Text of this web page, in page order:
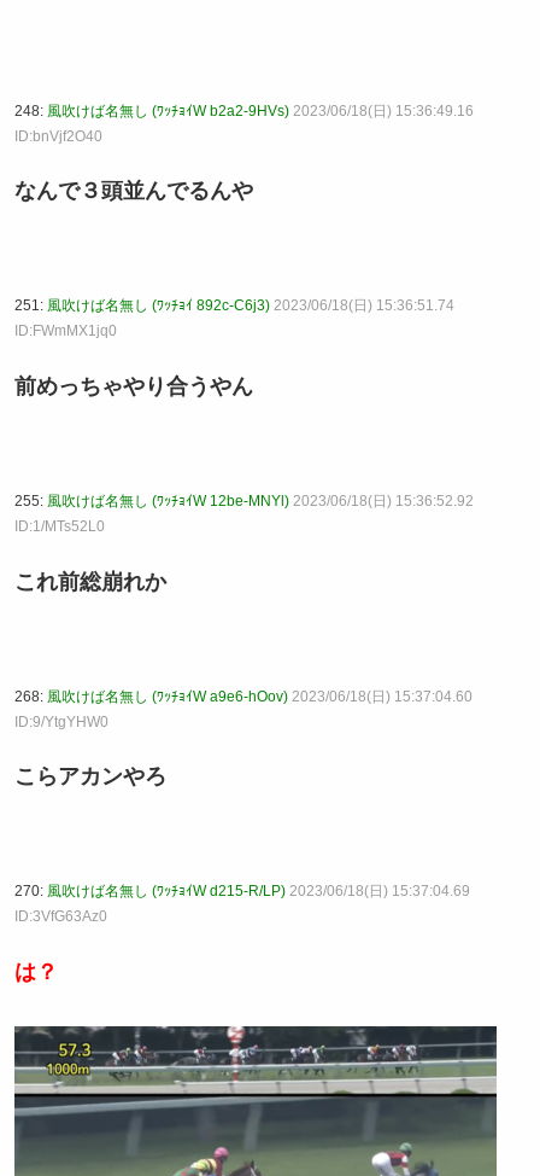
248: 風吹けば名無し (ﾜｯﾁｮｲW b2a2-9HVs) 2023/06/18(日) 15:36:49.16
ID:bnVjf2O40
なんで３頭並んでるんや
251: 風吹けば名無し (ﾜｯﾁｮｲ 892c-C6j3) 2023/06/18(日) 15:36:51.74
ID:FWmMX1jq0
前めっちゃやり合うやん
255: 風吹けば名無し (ﾜｯﾁｮｲW 12be-MNYl) 2023/06/18(日) 15:36:52.92
ID:1/MTs52L0
これ前総崩れか
268: 風吹けば名無し (ﾜｯﾁｮｲW a9e6-hOov) 2023/06/18(日) 15:37:04.60
ID:9/YtgYHW0
こらアカンやろ
270: 風吹けば名無し (ﾜｯﾁｮｲW d215-R/LP) 2023/06/18(日) 15:37:04.69
ID:3VfG63Az0
は？